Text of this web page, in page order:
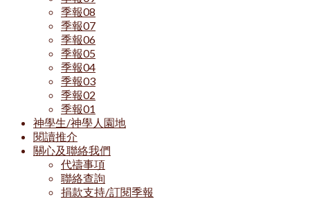
季報08
季報07
季報06
季報05
季報04
季報03
季報02
季報01
神學生/神學人園地
閱讀推介
關心及聯絡我們
代禱事項
聯絡查詢
捐款支持/訂閱季報